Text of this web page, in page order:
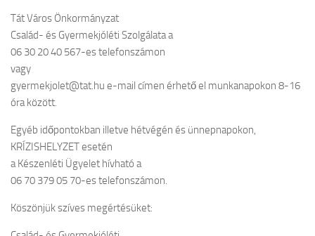
Tát Város Önkormányzat
Család- és Gyermekjóléti Szolgálata a
06 30 20 40 567-es telefonszámon
vagy
gyermekjolet@tat.hu e-mail címen érhető el munkanapokon 8-16
óra között.
Egyéb időpontokban illetve hétvégén és ünnepnapokon,
KRÍZISHELYZET esetén
a Készenléti Ügyelet hívható a
06 70 379 05 70-es telefonszámon.
Köszönjük szíves megértésüket: